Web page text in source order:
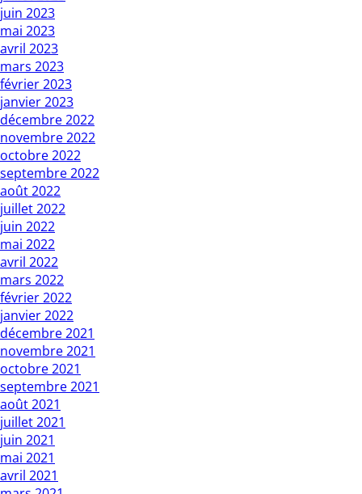
juin 2023
mai 2023
avril 2023
mars 2023
février 2023
janvier 2023
décembre 2022
novembre 2022
octobre 2022
septembre 2022
août 2022
juillet 2022
juin 2022
mai 2022
avril 2022
mars 2022
février 2022
janvier 2022
décembre 2021
novembre 2021
octobre 2021
septembre 2021
août 2021
juillet 2021
juin 2021
mai 2021
avril 2021